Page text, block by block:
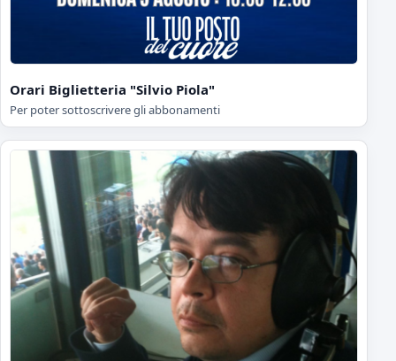
Orari Biglietteria "Silvio Piola"
Per poter sottoscrivere gli abbonamenti